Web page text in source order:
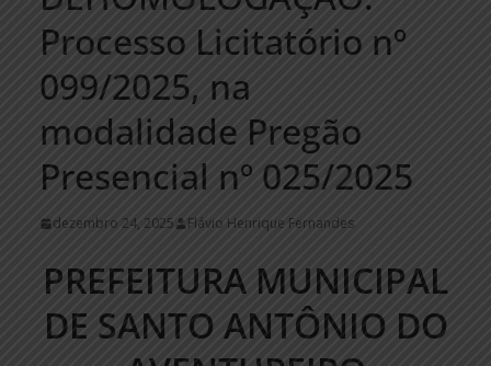
Processo Licitatório nº
099/2025, na
modalidade Pregão
Presencial nº 025/2025
dezembro 24, 2025 Flávio Henrique Fernandes
PREFEITURA MUNICIPAL
DE SANTO ANTÔNIO DO